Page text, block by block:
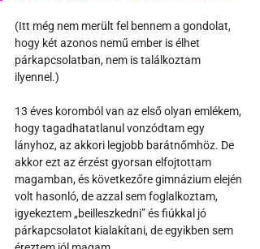
(Itt még nem merült fel bennem a gondolat,
hogy két azonos nemű ember is élhet
párkapcsolatban, nem is találkoztam
ilyennel.)
13 éves koromból van az első olyan emlékem,
hogy tagadhatatlanul vonzódtam egy
lányhoz, az akkori legjobb barátnőmhöz. De
akkor ezt az érzést gyorsan elfojtottam
magamban, és következőre gimnázium elején
volt hasonló, de azzal sem foglalkoztam,
igyekeztem „beilleszkedni” és fiúkkal jó
párkapcsolatot kialakítani, de egyikben sem